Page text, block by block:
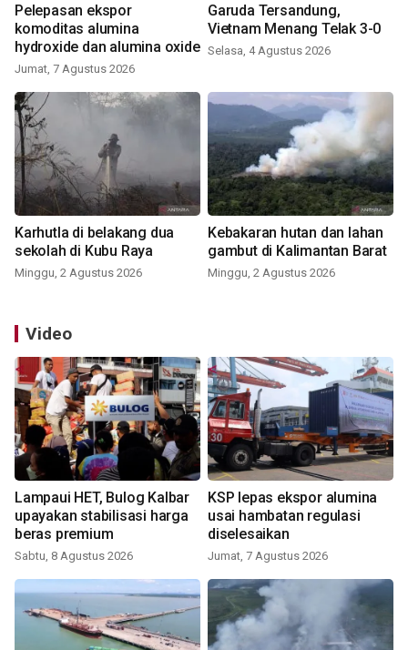
Pelepasan ekspor
komoditas alumina
hydroxide dan alumina oxide
Jumat, 7 Agustus 2026
Garuda Tersandung,
Vietnam Menang Telak 3-0
Selasa, 4 Agustus 2026
Karhutla di belakang dua
sekolah di Kubu Raya
Minggu, 2 Agustus 2026
Kebakaran hutan dan lahan
gambut di Kalimantan Barat
Minggu, 2 Agustus 2026
Video
Lampaui HET, Bulog Kalbar
upayakan stabilisasi harga
beras premium
Sabtu, 8 Agustus 2026
KSP lepas ekspor alumina
usai hambatan regulasi
diselesaikan
Jumat, 7 Agustus 2026